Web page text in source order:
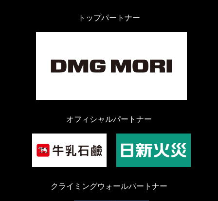
トップパートナー
オフィシャルパートナー
クライミングウォールパートナー